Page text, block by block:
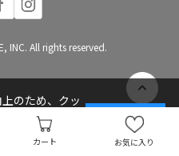
カート お気に入り
INC. All rights reserved.
のため、クッ
承諾する